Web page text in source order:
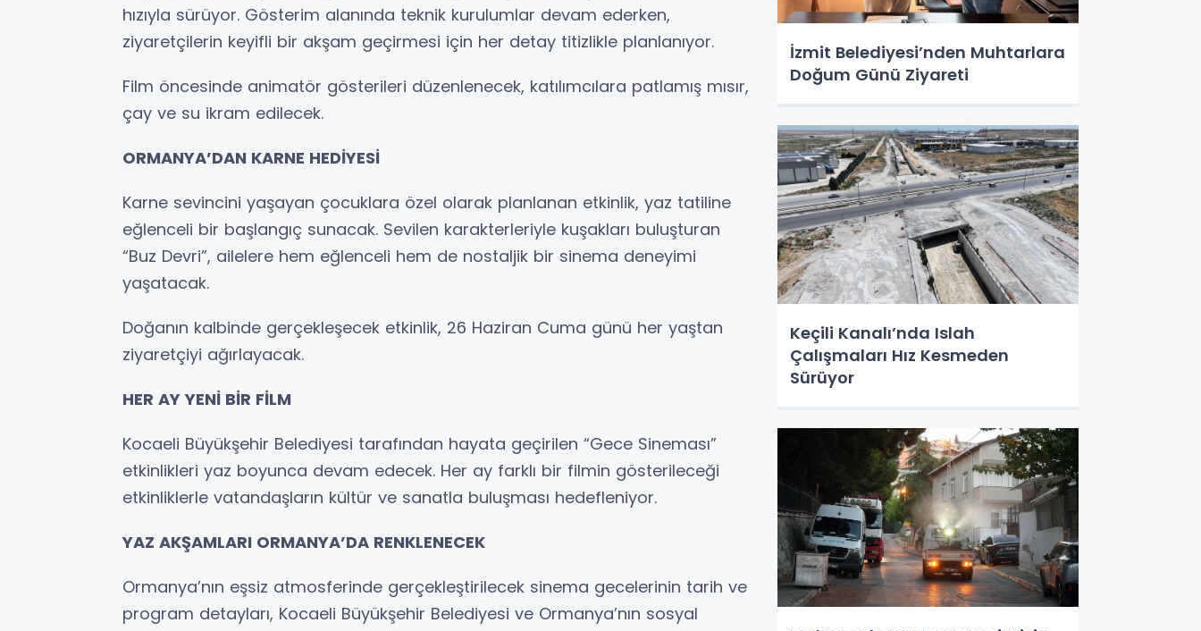
hızıyla sürüyor. Gösterim alanında teknik kurulumlar devam ederken,
ziyaretçilerin keyifli bir akşam geçirmesi için her detay titizlikle planlanıyor.
Film öncesinde animatör gösterileri düzenlenecek, katılımcılara patlamış mısır,
çay ve su ikram edilecek.
ORMANYA’DAN KARNE HEDİYESİ
Karne sevincini yaşayan çocuklara özel olarak planlanan etkinlik, yaz tatiline
eğlenceli bir başlangıç sunacak. Sevilen karakterleriyle kuşakları buluşturan
“Buz Devri”, ailelere hem eğlenceli hem de nostaljik bir sinema deneyimi
yaşatacak.
Doğanın kalbinde gerçekleşecek etkinlik, 26 Haziran Cuma günü her yaştan
ziyaretçiyi ağırlayacak.
HER AY YENİ BİR FİLM
Kocaeli Büyükşehir Belediyesi tarafından hayata geçirilen “Gece Sineması”
etkinlikleri yaz boyunca devam edecek. Her ay farklı bir filmin gösterileceği
etkinliklerle vatandaşların kültür ve sanatla buluşması hedefleniyor.
YAZ AKŞAMLARI ORMANYA’DA RENKLENECEK
Ormanya’nın eşsiz atmosferinde gerçekleştirilecek sinema gecelerinin tarih ve
program detayları, Kocaeli Büyükşehir Belediyesi ve Ormanya’nın sosyal
İzmit Belediyesi’nden Muhtarlara
Doğum Günü Ziyareti
Keçili Kanalı’nda Islah
Çalışmaları Hız Kesmeden
Sürüyor